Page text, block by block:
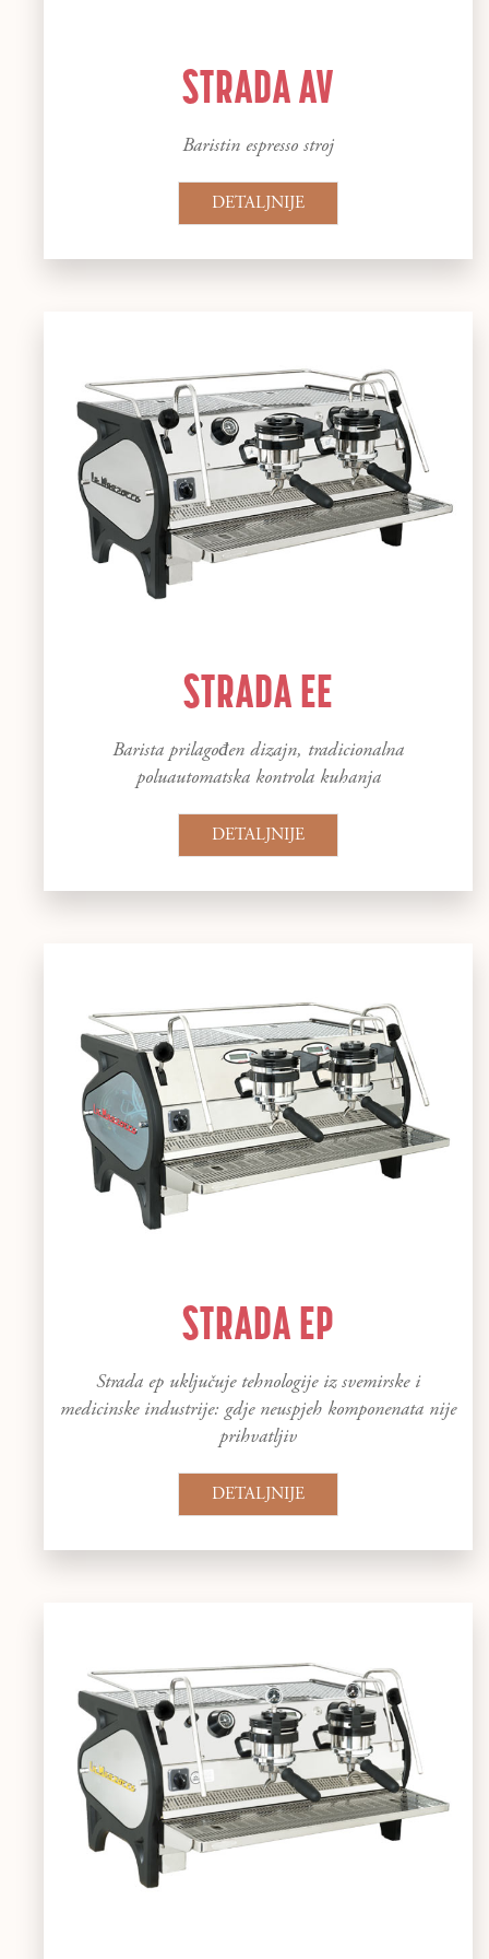
STRADA AV
Baristin espresso stroj
DETALJNIJE
STRADA EE
Barista prilagođen dizajn, tradicionalna
poluautomatska kontrola kuhanja
DETALJNIJE
STRADA EP
Strada ep uključuje tehnologije iz svemirske i
medicinske industrije: gdje neuspjeh komponenata nije
prihvatljiv
DETALJNIJE